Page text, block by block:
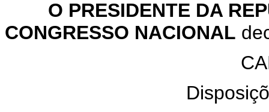
O PRESIDENTE DA
CONGRESSO NACIONAL